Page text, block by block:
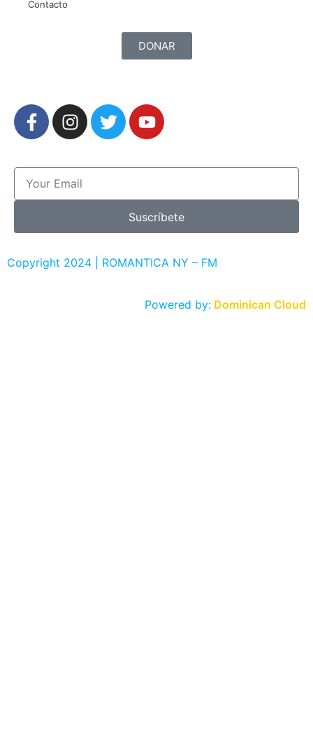
Contacto
DONAR
Suscríbete
Copyright 2024 | ROMANTICA NY – FM
Powered by: Dominican Cloud